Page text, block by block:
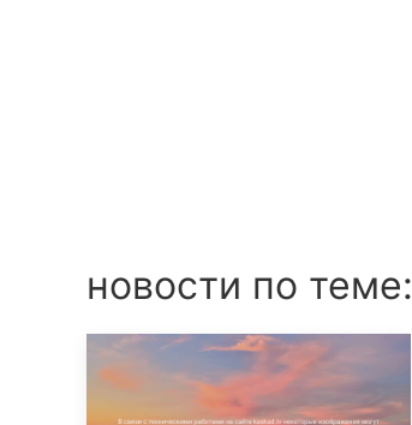
новости по теме: